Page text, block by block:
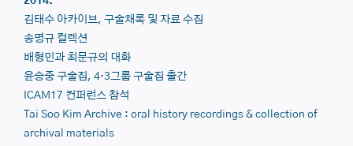
김태수 아카이브, 구술채록 및 자료 수집
송명규 컬렉션
배형민과 최문규의 대화
윤승중 구술집, 4·3그룹 구술집 출간
ICAM17 컨퍼런스 참석
Tai Soo Kim Archive : oral history recordings & collection of
archival materials